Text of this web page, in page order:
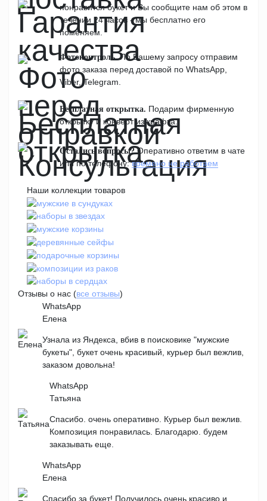
понравится букет и Вы сообщите нам об этом в
течении 24 часов - мы бесплатно его
поменяем.
Фотоконтроль.По Вашему запросу отправим
фото заказа перед доставой по WhatsApp,
Viber, Telegram.
Бесплатная открытка. Подарим фирменную
открытку и конверт из крафта.
Остались вопросы?Оперативно ответим в чате
или по телефону:времено не работаем
Наши коллекции товаров
Отзывы о нас (все отзывы)
WhatsApp
Елена
Узнала из Яндекса, вбив в поисковике "мужские
букеты", букет очень красивый, курьер был вежлив,
заказом довольна!
WhatsApp
Татьяна
Спасибо. очень оперативно. Курьер был вежлив.
Композиция понравилась. Благодарю. будем
заказывать еще.
WhatsApp
Елена
Спасибо за букет! Получилось очень красиво и